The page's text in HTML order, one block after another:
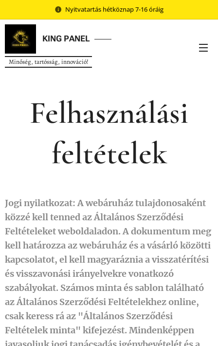
Nyitvatartás hétköznap 7-16 óráig
KING PANEL
Minőség, tartósság, innováció!
Felhasználási
feltételek
Jogi nyilatkozat: A webáruház tulajdonosaként
közzé kell tenned az Általános Szerződési
Feltételeket weboldaladon. A dokumentum meg
kell határozza az webáruház és a vásárló közötti
kapcsolatot, el kell magyaráznia a visszatérítési
és visszavonási irányelvekre vonatkozó
szabályokat. Számos minta és sablon található
az Általános Szerződési Feltételekhez online,
csak keress rá az "Általános Szerződési
Feltételek minta" kifejezést. Mindenképpen